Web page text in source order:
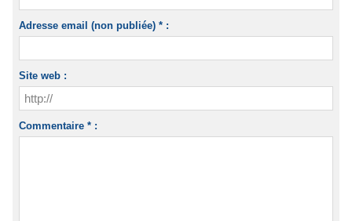
Adresse email (non publiée) * :
Site web :
Commentaire * :